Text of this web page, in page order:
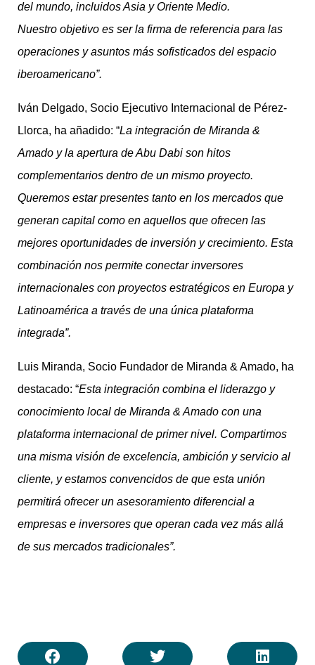
del mundo, incluidos Asia y Oriente Medio.
Nuestro objetivo es ser la firma de referencia para las
operaciones y asuntos más sofisticados del espacio
iberoamericano”.
Iván Delgado, Socio Ejecutivo Internacional de Pérez-
Llorca, ha añadido: “La integración de Miranda &
Amado y la apertura de Abu Dabi son hitos
complementarios dentro de un mismo proyecto.
Queremos estar presentes tanto en los mercados que
generan capital como en aquellos que ofrecen las
mejores oportunidades de inversión y crecimiento. Esta
combinación nos permite conectar inversores
internacionales con proyectos estratégicos en Europa y
Latinoamérica a través de una única plataforma
integrada”.
Luis Miranda, Socio Fundador de Miranda & Amado, ha
destacado: “Esta integración combina el liderazgo y
conocimiento local de Miranda & Amado con una
plataforma internacional de primer nivel. Compartimos
una misma visión de excelencia, ambición y servicio al
cliente, y estamos convencidos de que esta unión
permitirá ofrecer un asesoramiento diferencial a
empresas e inversores que operan cada vez más allá
de sus mercados tradicionales”.